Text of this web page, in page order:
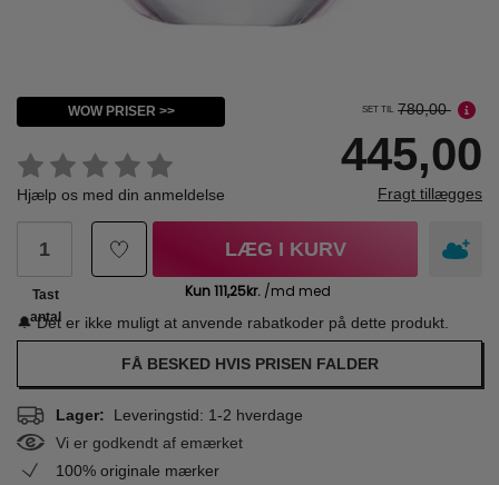
WOW PRISER >>
Hjælp os med din anmeldelse
SET TIL 780,00
445,00
Fragt tillægges
Tast
antal
LÆG I KURV
🔔 Det er ikke muligt at anvende rabatkoder på dette produkt.
FÅ BESKED HVIS PRISEN FALDER
Lager: Leveringstid: 1-2 hverdage
Vi er godkendt af emærket
100% originale mærker